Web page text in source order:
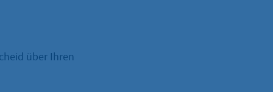
über Ihren